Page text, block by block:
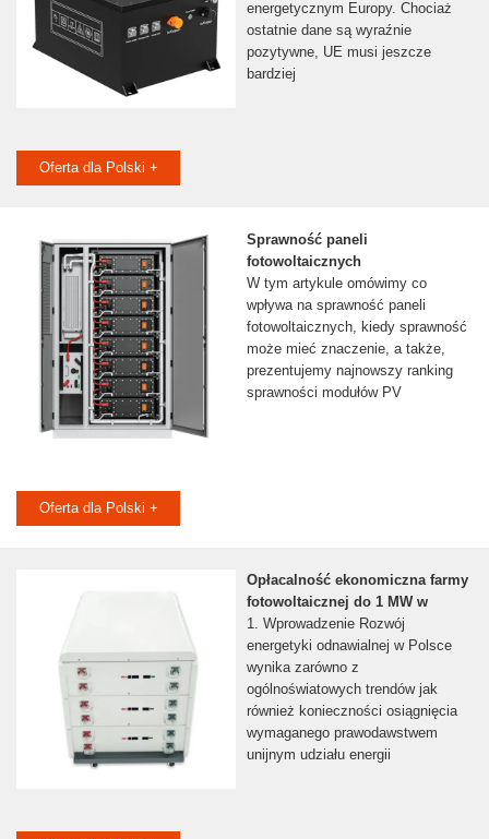
energetycznym Europy. Chociaż
ostatnie dane są wyraźnie
pozytywne, UE musi jeszcze
bardziej
Oferta dla Polski +
Sprawność paneli
fotowoltaicznych
W tym artykule omówimy co
wpływa na sprawność paneli
fotowoltaicznych, kiedy sprawność
może mieć znaczenie, a także,
prezentujemy najnowszy ranking
sprawności modułów PV
Oferta dla Polski +
Opłacalność ekonomiczna farmy
fotowoltaicznej do 1 MW w
1. Wprowadzenie Rozwój
energetyki odnawialnej w Polsce
wynika zarówno z
ogólnoświatowych trendów jak
również konieczności osiągnięcia
wymaganego prawodawstwem
unijnym udziału energii